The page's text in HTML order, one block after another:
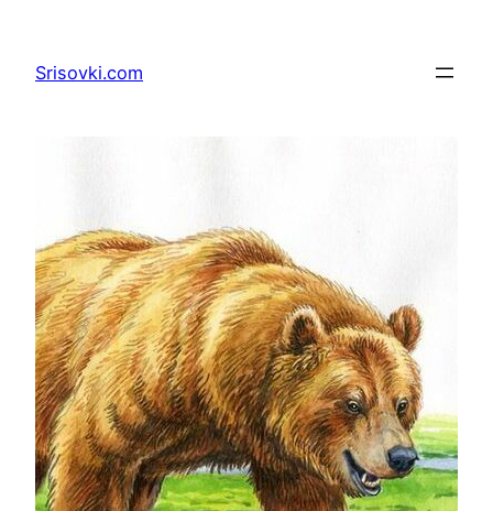
содержимому
Srisovki.com